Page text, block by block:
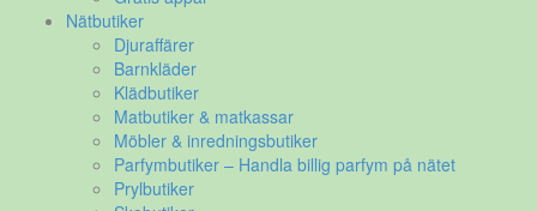
Nätbutiker
Djuraffärer
Barnkläder
Klädbutiker
Matbutiker & matkassar
Möbler & inredningsbutiker
Parfymbutiker – Handla billig parfym på nätet
Prylbutiker